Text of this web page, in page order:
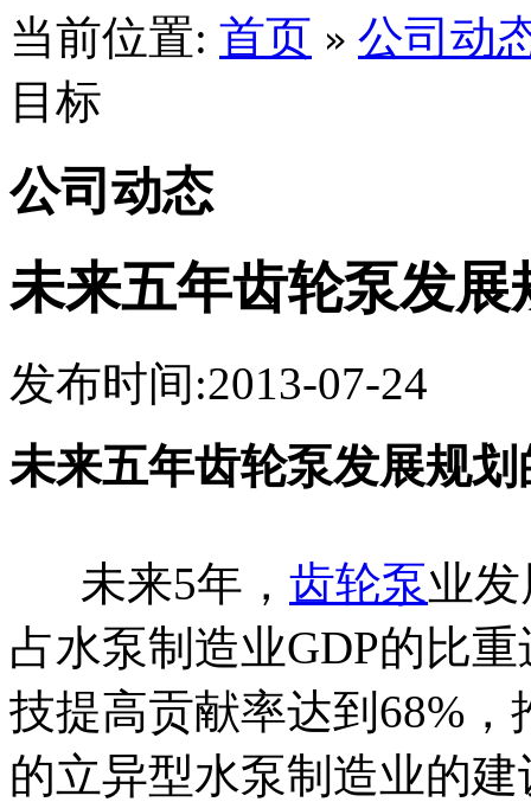
当前位置: 首页 » 公司动
目标
公司动态
未来五年齿轮泵发展
发布时间:2013-07-24
未来五年齿轮泵发展规
未来5年， 齿轮泵业
占水泵制造业GDP的比
技提高贡献率达到68%
的立异型水泵制造业的